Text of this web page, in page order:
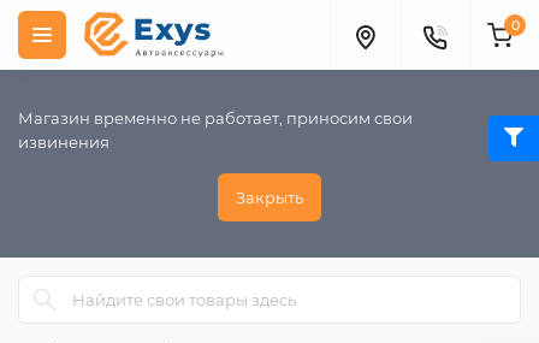
Магазин временно не работает, приносим свои
извинения
Закрыть
0